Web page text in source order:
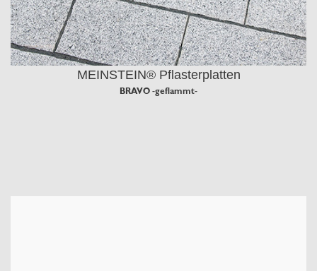
MEINSTEIN® Pflasterplatten
BRAVO -geflammt-